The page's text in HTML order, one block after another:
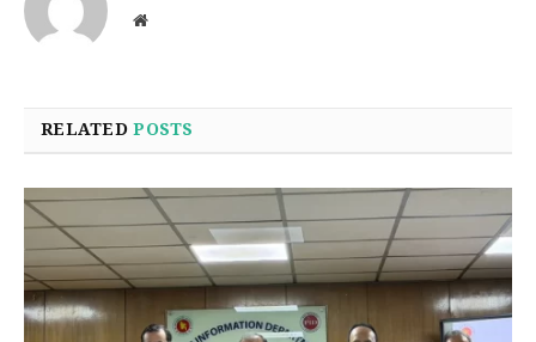
Website
RELATEDPOSTS